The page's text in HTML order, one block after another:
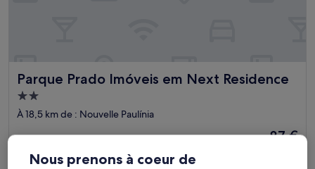
Parque Prado Imóveis em Next Residence
Parque Prado Imóveis em Next Residence
Hébergement
2.0 étoiles
À 18,5 km de : Nouvelle Paulínia
Le
87 €
Nous prenons à coeur de